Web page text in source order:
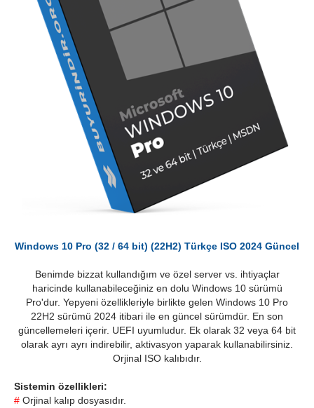
Windows 10 Pro (32 / 64 bit) (22H2) Türkçe ISO 2024 Güncel
Benimde bizzat kullandığım ve özel server vs. ihtiyaçlar
haricinde kullanabileceğiniz en dolu Windows 10 sürümü
Pro'dur. Yepyeni özellikleriyle birlikte gelen Windows 10 Pro
22H2 sürümü 2024 itibari ile en güncel sürümdür. En son
güncellemeleri içerir. UEFI uyumludur. Ek olarak 32 veya 64 bit
olarak ayrı ayrı indirebilir, aktivasyon yaparak kullanabilirsiniz.
Orjinal ISO kalıbıdır.
Sistemin özellikleri:
# Orjinal kalıp dosyasıdır.